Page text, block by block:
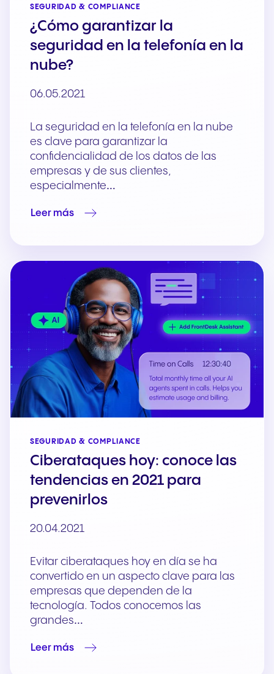
SEGURIDAD & COMPLIANCE
¿Cómo garantizar la
seguridad en la telefonía en la
nube?
06.05.2021
La seguridad en la telefonía en la nube
es clave para garantizar la
confidencialidad de los datos de las
empresas y de sus clientes,
especialmente…
Leer más
SEGURIDAD & COMPLIANCE
Ciberataques hoy: conoce las
tendencias en 2021 para
prevenirlos
20.04.2021
Evitar ciberataques hoy en día se ha
convertido en un aspecto clave para las
empresas que dependen de la
tecnología. Todos conocemos las
grandes…
Leer más